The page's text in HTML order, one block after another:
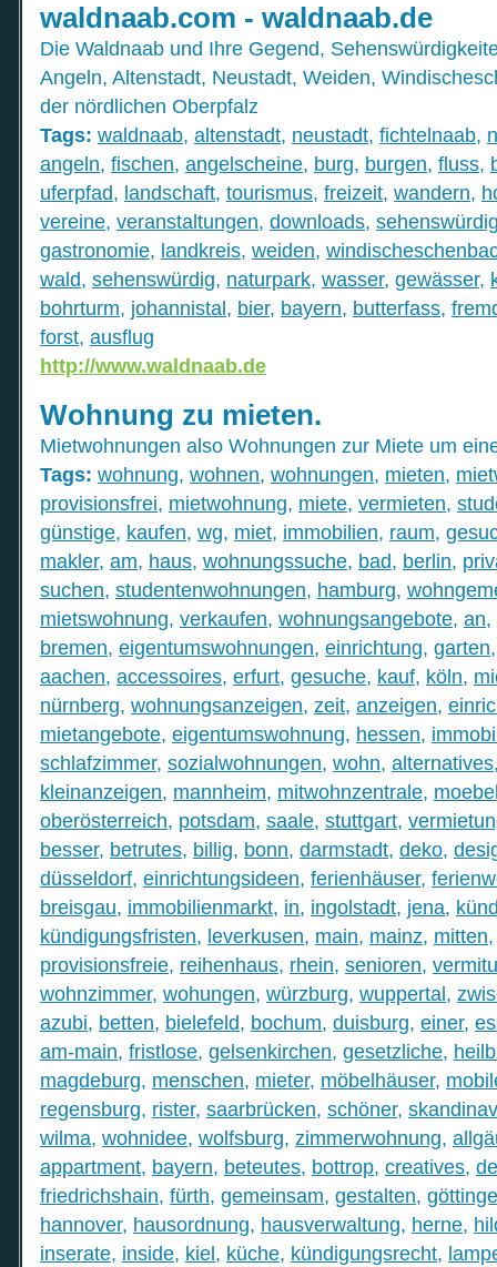
waldnaab.com - waldnaab.de
Die Waldnaab und Ihre Gegend,
Angeln, Altenstadt, Neustadt, Weiden,
der nördlichen Oberpfalz
Tags: waldnaab, altenstadt, neustadt, fichtelnaab,
angeln, fischen, angelscheine, burg, burgen, fluss,
uferpfad, landschaft, tourismus, freizeit, wandern,
vereine, veranstaltungen, downloads,
gastronomie, landkreis, weiden,
wald, sehenswürdig, naturpark, wasser, gewässer,
bohrturm, johannistal, bier, bayern, butterfass,
forst, ausflug
http://www.waldnaab.de
Wohnung zu mieten.
Mietwohnungen also Wohnungen zur Miete um
Tags: wohnung, wohnen, wohnungen, mieten,
provisionsfrei, mietwohnung, miete, vermieten,
günstige, kaufen, wg, miet, immobilien, raum,
makler, am, haus, wohnungssuche, bad, berlin,
suchen, studentenwohnungen, hamburg,
mietswohnung, verkaufen, wohnungsangebote, an,
bremen, eigentumswohnungen, einrichtung, garten
aachen, accessoires, erfurt, gesuche, kauf, köln,
nürnberg, wohnungsanzeigen, zeit, anzeigen,
mietangebote, eigentumswohnung, hessen,
schlafzimmer, sozialwohnungen, wohn, alternatives
kleinanzeigen, mannheim, mitwohnzentrale,
oberösterreich, potsdam, saale, stuttgart,
besser, betrutes, billig, bonn, darmstadt, deko,
düsseldorf, einrichtungsideen, ferienhäuser,
breisgau, immobilienmarkt, in, ingolstadt, jena,
kündigungsfristen, leverkusen, main, mainz, mitten
provisionsfreie, reihenhaus, rhein, senioren,
wohnzimmer, wohungen, würzburg, wuppertal,
azubi, betten, bielefeld, bochum, duisburg, einer,
am-main, fristlose, gelsenkirchen, gesetzliche,
magdeburg, menschen, mieter, möbelhäuser,
regensburg, rister, saarbrücken, schöner,
wilma, wohnidee, wolfsburg, zimmerwohnung,
appartment, bayern, beteutes, bottrop, creatives,
friedrichshain, fürth, gemeinsam, gestalten,
hannover, hausordnung, hausverwaltung, herne,
inserate, inside, kiel, küche, kündigungsrecht,